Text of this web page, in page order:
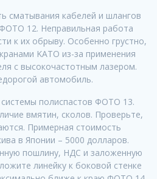
сматывания кабелей и шлангов
12. Неправильная работа
к их обрыву. Особенно грустно,
KATO из-за применения
с высокочастотным лазером.
автомобиль.
полиспастов ФОТО 13.
вмятин, сколов. Проверьте,
Примерная стоимость
в Японии – 5000 долларов.
пошлину, НДС и заложенную
линейку к боковой стенке